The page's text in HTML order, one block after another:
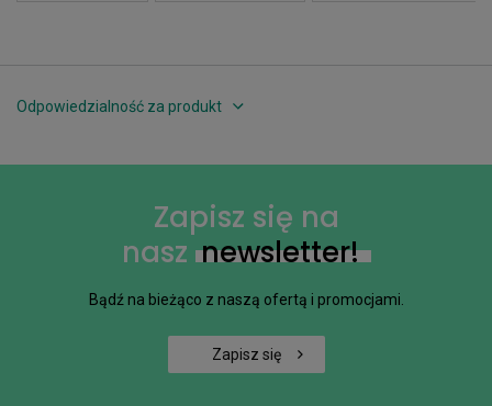
Odpowiedzialność za produkt
Zapisz się na
nasz newsletter!
Bądź na bieżąco z naszą ofertą i promocjami.
Zapisz się